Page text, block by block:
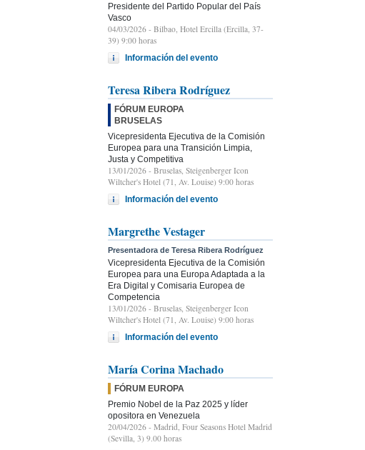
Presidente del Partido Popular del País
Vasco
04/03/2026 - Bilbao, Hotel Ercilla (Ercilla, 37-
39) 9:00 horas
Información del evento
Teresa Ribera Rodríguez
FÓRUM EUROPA
BRUSELAS
Vicepresidenta Ejecutiva de la Comisión
Europea para una Transición Limpia,
Justa y Competitiva
13/01/2026 - Bruselas, Steigenberger Icon
Wiltcher's Hotel (71, Av. Louise) 9:00 horas
Información del evento
Margrethe Vestager
Presentadora de Teresa Ribera Rodríguez
Vicepresidenta Ejecutiva de la Comisión
Europea para una Europa Adaptada a la
Era Digital y Comisaria Europea de
Competencia
13/01/2026 - Bruselas, Steigenberger Icon
Wiltcher's Hotel (71, Av. Louise) 9:00 horas
Información del evento
María Corina Machado
FÓRUM EUROPA
Premio Nobel de la Paz 2025 y líder
opositora en Venezuela
20/04/2026 - Madrid, Four Seasons Hotel Madrid
(Sevilla, 3) 9.00 horas